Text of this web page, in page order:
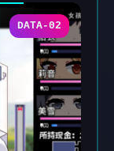
DATA-02